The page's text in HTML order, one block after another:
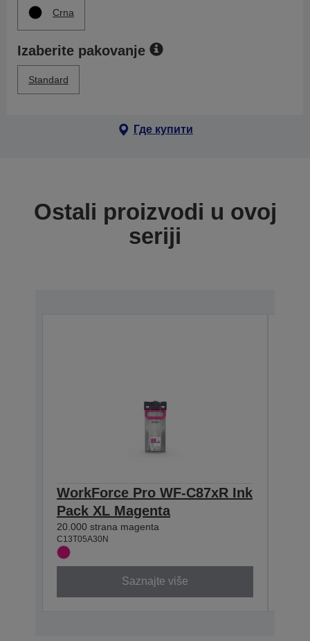
Crna
Izaberite pakovanje
Standard
Где купити
Ostali proizvodi u ovoj
seriji
WorkForce Pro WF-C87xR Ink
Pack XL Magenta
20.000 strana magenta
C13T05A30N
Saznajte više